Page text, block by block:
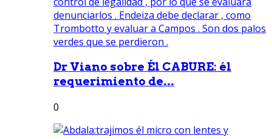
Dr Viano sobre Él CABURE: él
requerimiento de...
0